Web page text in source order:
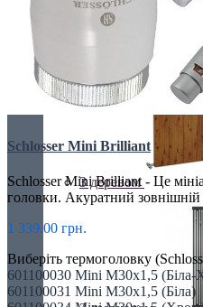
Ексклюзивні
З деревом
Schlosser Mini Brilliant
Schlosser Mini Brilliant - Це
головки. Акуратний зовнішній
1 339.00 грн.
Виберіть термоголовку
601100030 Mini M30x1,5
601100031 Mini M30x1,5 (Біла)